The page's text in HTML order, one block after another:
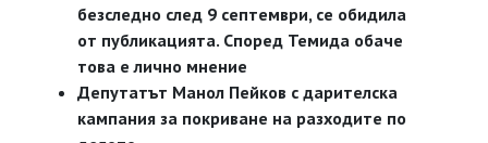
безследно след 9 септември, се обидила
от публикацията. Според Темида обаче
това е лично мнение
Депутатът Манол Пейков с дарителска
кампания за покриване на разходите по